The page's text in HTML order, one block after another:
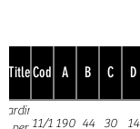
TitleCod A B C D
cardine
511/14190 44 30 14